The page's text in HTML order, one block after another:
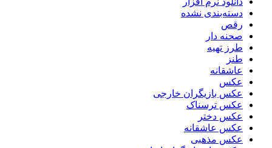
دسته‌بندی نشده
رقص
صحنه دار
طرز تهیه
طنز
عاشقانه
عکس
عکس بازیگران خارجی
عکس ترسناک
عکس دختر
عکس عاشقانه
عکس مذهبی